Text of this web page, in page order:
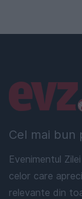
Cel mai bun
Evenimentul
celor care
relevante din
Linkuri utile